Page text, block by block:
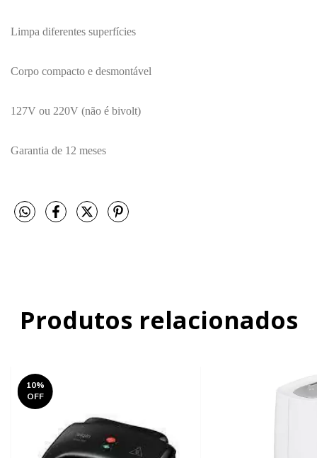
Limpa diferentes superfícies
Corpo compacto e desmontável
127V ou 220V (não é bivolt)
Garantia de 12 meses
Produtos relacionados
10%
OFF